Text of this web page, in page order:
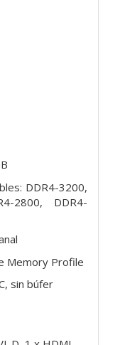
DDR4-3200,
2800, DDR4-
Memory Profile
sin búfer